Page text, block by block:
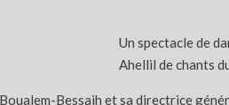
Un spectacle de
Ahellil de chants
Bessaih et sa directrice